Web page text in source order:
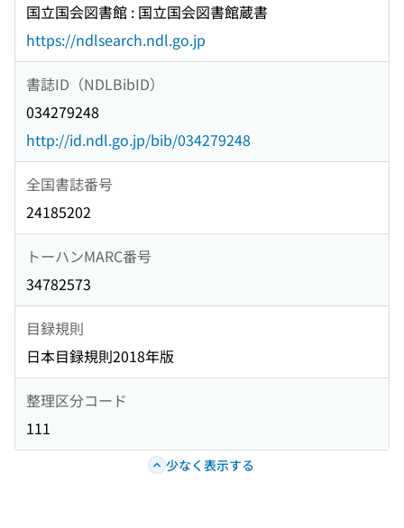
国立国会図書館 : 国立国会図書館蔵書
https://ndlsearch.ndl.go.jp
書誌ID（NDLBibID）
034279248
http://id.ndl.go.jp/bib/034279248
全国書誌番号
24185202
トーハンMARC番号
34782573
目録規則
日本目録規則2018年版
整理区分コード
111
少なく表示する